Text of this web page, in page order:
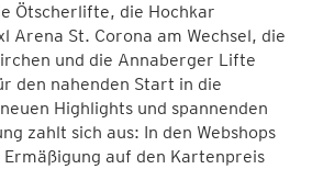
Ötscherlifte, die Hochkar
Arena St. Corona am Wechsel, die
und die Annaberger Lifte
den nahenden Start in die
Highlights und spannenden
zahlt sich aus: In den Webshops
auf den Kartenpreis